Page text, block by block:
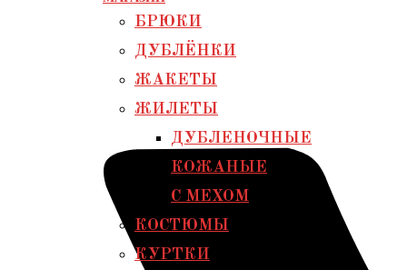
БРЮКИ
ДУБЛЁНКИ
ЖАКЕТЫ
ЖИЛЕТЫ
ДУБЛЕНОЧНЫЕ
КОЖАНЫЕ
С МЕХОМ
КОСТЮМЫ
КУРТКИ